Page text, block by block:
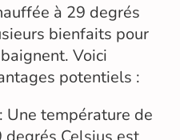
à 29 degrés
bienfaits pour
Voici
potentiels :
Une température de